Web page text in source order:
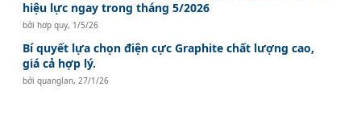
hiệu lực ngay trong tháng 5/2026
bởihơp quy, 1/5/26
Bí quyết lựa chọn điện cực Graphite chất lượng cao,
giá cả hợp lý.
bởiquanglan, 27/1/26